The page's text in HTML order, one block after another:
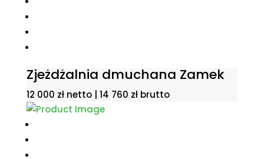
Zjeżdżalnia dmuchana Zamek
12 000 zł netto | 14 760 złbrutto